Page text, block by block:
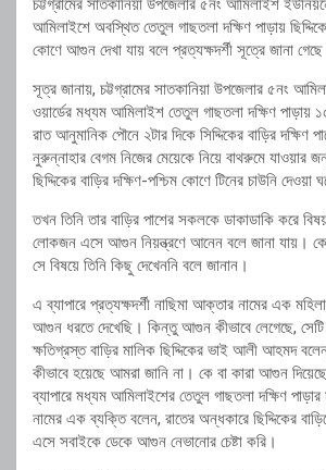
চট্টগ্রামের সাতকানিয়া উপজেলার ৫নং আমিলাইশ
আমিলাইশে অবস্থিত তেতুল গাছতলা দক্ষিণ পাড়ায়
কোণে আগুন দেখা যায় বলে প্রত্যক্ষদর্শী সূত্রে জানা
সূত্র জানায়, চট্টগ্রামের সাতকানিয়া উপজেলার ৫নং
ওয়ার্ডের মধ্যম আমিলাইশ তেতুল গাছতলা দক্ষিণ পাড়ায়
রাত আনুমানিক পৌনে ২টার দিকে সিদ্দিকের বাড়ির দক্ষিণ
নুরুন্নাহার বেগম নিজের মেয়েকে নিয়ে বাথরুমে যাওয়ার
ছিদ্দিকের বাড়ির দক্ষিণ-পশ্চিম কোণে টিনের চাউনি
তখন তিনি তার বাড়ির পাশের সকলকে ডাকাডাকি করে
লোকজন এসে আগুন নিয়ন্ত্রণে আনেন বলে জানা যায়। কে
সে বিষয়ে তিনি কিছু দেখেননি বলে জানান।
এ ব্যাপারে প্রত্যক্ষদর্শী নাছিমা আক্তার নামের এক
আগুন ধরতে দেখেছি। কিন্তু আগুন কীভাবে লেগেছে,
ক্ষতিগ্রস্ত বাড়ির মালিক ছিদ্দিকের ভাই আলী আহমদ
কীভাবে হয়েছে আমরা জানি না। কে বা কারা আগুন
ব্যাপারে মধ্যম আমিলাইশের তেতুল গাছতলা দক্ষিণ
নামের এক ব্যক্তি বলেন, রাতের অন্ধকারে ছিদ্দিকের
এসে সবাইকে ডেকে আগুন নেভানোর চেষ্টা করি।